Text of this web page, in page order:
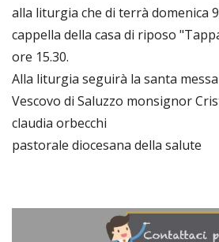
alla liturgia che di terrà domenica
cappella della casa di riposo
ore 15.30.
Alla liturgia seguirà la santa
Vescovo di Saluzzo monsignor
claudia orbecchi
pastorale diocesana della salute